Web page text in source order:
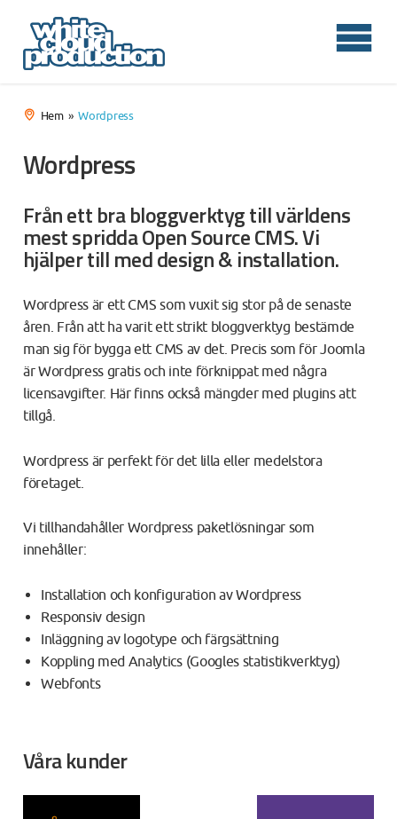
Hem Wordpress
Wordpress
Från ett bra bloggverktyg till världens
mest spridda Open Source CMS. Vi
hjälper till med design & installation.
Wordpress är ett CMS som vuxit sig stor på de senaste
åren. Från att ha varit ett strikt bloggverktyg bestämde
man sig för bygga ett CMS av det. Precis som för Joomla
är Wordpress gratis och inte förknippat med några
licensavgifter. Här finns också mängder med plugins att
tillgå.
Wordpress är perfekt för det lilla eller medelstora
företaget.
Vi tillhandahåller Wordpress paketlösningar som
innehåller:
Installation och konfiguration av Wordpress
Responsiv design
Inläggning av logotype och färgsättning
Koppling med Analytics (Googles statistikverktyg)
Webfonts
Våra kunder